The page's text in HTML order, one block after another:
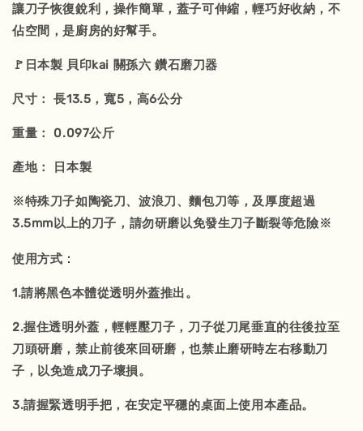
讓刀子恢復銳利，操作簡單，蓋子可伸縮，輕巧好收納，不
佔空間，是廚房的好幫手。
🚩日本製 貝印kai 關孫六 鑽石磨刀器
尺寸： 長13.5，寬5，高6公分
重量： 0.097公斤
產地： 日本製
※特殊刀子如陶瓷刀、波浪刀、麵包刀等，及厚度超過
3.5mm以上的刀子，請勿研磨以免發生刀子斷裂等危險※
使用方式 ：
1.請將黑色本體從透明外蓋推出。
2.握住透明外蓋，輕輕壓刀子，刀子從刀尾垂直的往後拉至
刀頭研磨，禁止前後來回研磨，也禁止磨研時左右移動刀
子，以免造成刀子壞損。
3.請握緊透明手把，在安定平穩的桌面上使用本產品。